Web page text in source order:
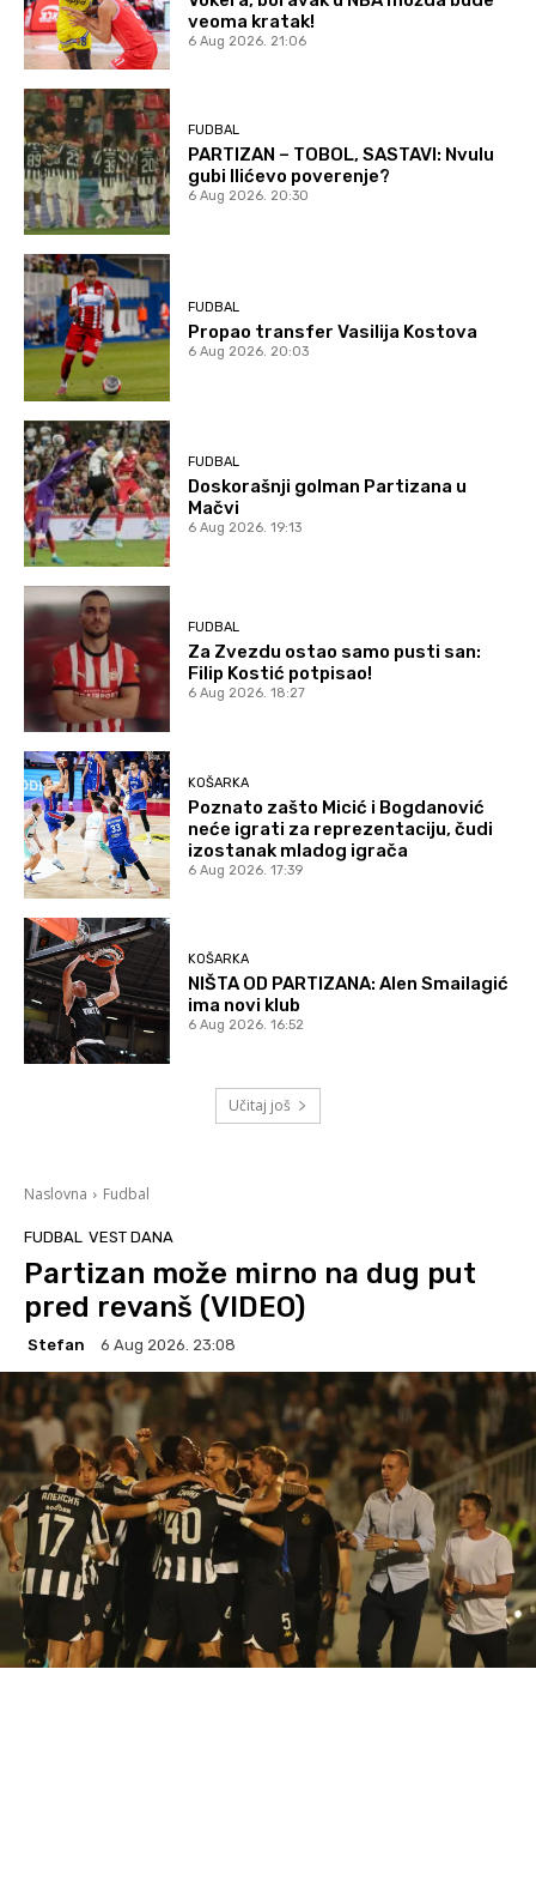
veoma kratak!
6 Aug 2026. 21:06
FUDBAL
PARTIZAN – TOBOL, SASTAVI: Nvulu
gubi Ilićevo poverenje?
6 Aug 2026. 20:30
FUDBAL
Propao transfer Vasilija Kostova
6 Aug 2026. 20:03
FUDBAL
Doskorašnji golman Partizana u
Mačvi
6 Aug 2026. 19:13
FUDBAL
Za Zvezdu ostao samo pusti san:
Filip Kostić potpisao!
6 Aug 2026. 18:27
KOŠARKA
Poznato zašto Micić i Bogdanović
neće igrati za reprezentaciju, čudi
izostanak mladog igrača
6 Aug 2026. 17:39
KOŠARKA
NIŠTA OD PARTIZANA: Alen Smailagić
ima novi klub
6 Aug 2026. 16:52
Učitaj još